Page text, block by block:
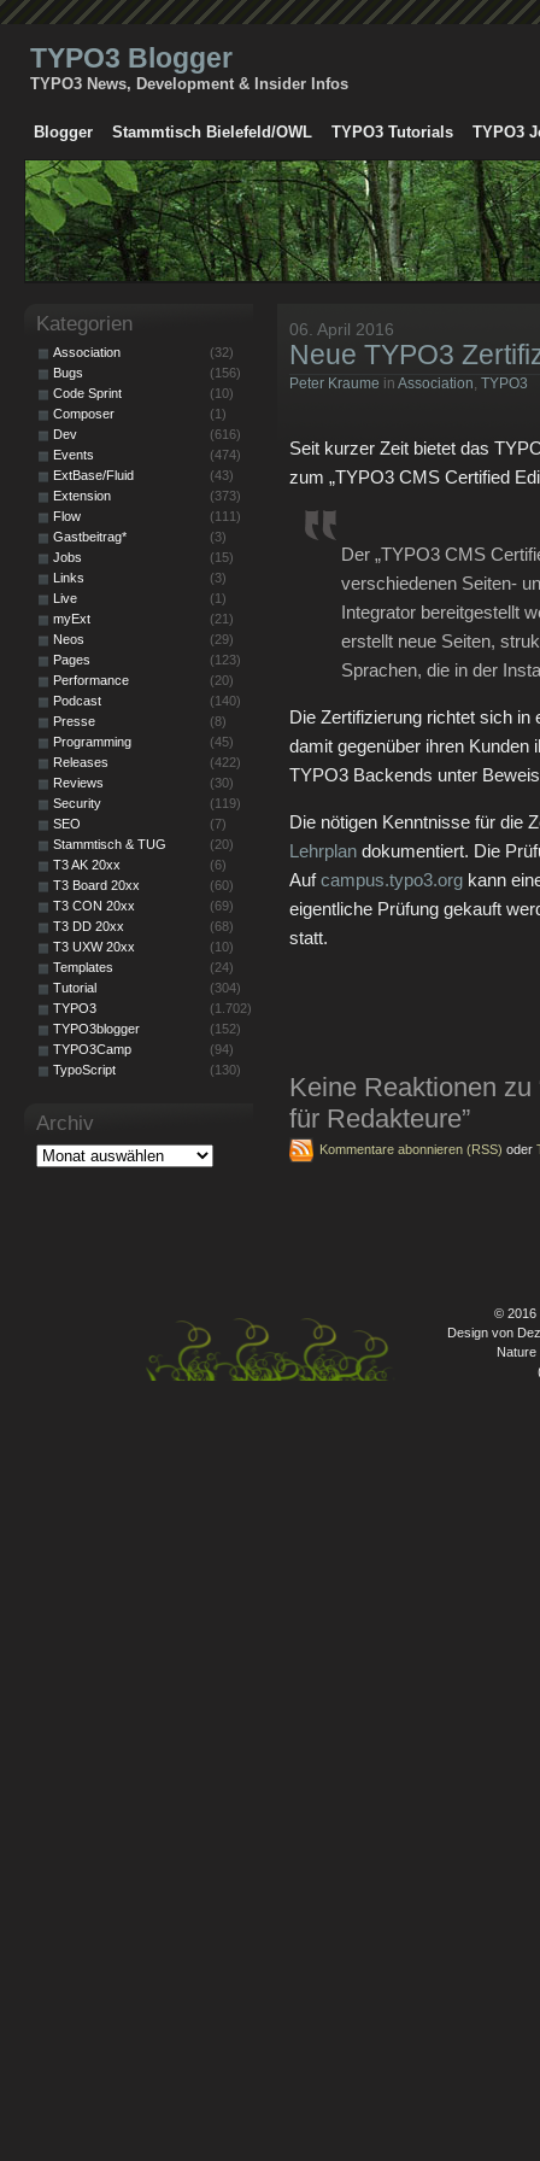
TYPO3 Blogger
TYPO3 News, Development & Insider Infos
Blogger Stammtisch Bielefeld/OWL TYPO3 Tutorials TYPO3
06. April 2016
Neue TYPO3
Peter Kraume in Association, TYPO3
Seit kurzer Zeit bietet das
zum „TYPO3 CMS Certified
Der „TYPO3 CMS
verschiedenen Seiten-
Integrator bereitgestellt
erstellt neue Seiten,
Sprachen, die in der
Die Zertifizierung richtet sich in
damit gegenüber ihren Kunden
TYPO3 Backends unter
Die nötigen Kenntnisse für die
Lehrplan dokumentiert. Die
Aufcampus.typo3.org kann
eigentliche Prüfung gekauft
statt.
Keine Reaktionen
für Redakteure”
Kommentare abonnieren (RSS) oder
Kategorien
Association
(32)
Bugs
(156)
Code Sprint
(10)
Composer
(1)
Dev
(616)
Events
(474)
ExtBase/Fluid
(43)
Extension
(373)
Flow
(111)
Gastbeitrag*
(3)
Jobs
(15)
Links
(3)
Live
(1)
myExt
(21)
Neos
(29)
Pages
(123)
Performance
(20)
Podcast
(140)
Presse
(8)
Programming
(45)
Releases
(422)
Reviews
(30)
Security
(119)
SEO
(7)
Stammtisch & TUG
(20)
T3 AK 20xx
(6)
T3 Board 20xx
(60)
T3 CON 20xx
(69)
T3 DD 20xx
(68)
T3 UXW 20xx
(10)
Templates
(24)
Tutorial
(304)
TYPO3
(1.702)
TYPO3blogger
(152)
TYPO3Camp
(94)
TypoScript
(130)
Archiv
© 2016
Design von
Nature